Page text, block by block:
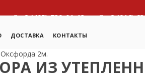
8 (495) 739-01-13 8 (916)
ДОСТАВКА КОНТАКТЫ
2м.
ИЗ